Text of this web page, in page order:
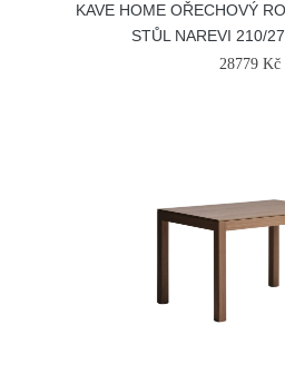
KAVE HOME OŘECHOVÝ
STŮL NAREVI 210/
28779 Kč